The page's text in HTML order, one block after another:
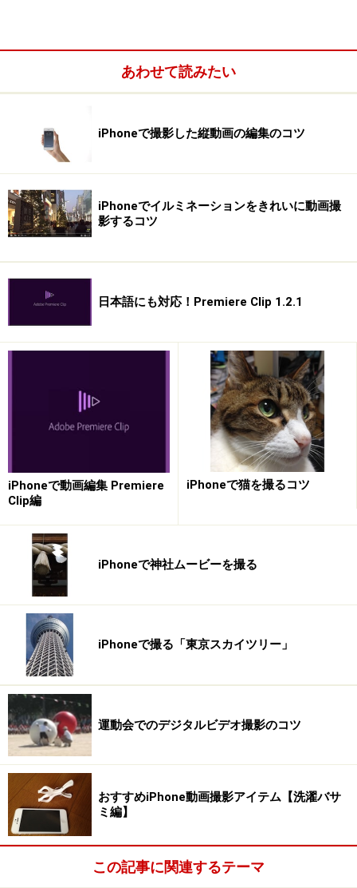
三脚に水準器が付いていると、花火が真っ直ぐ上がる映像が
ということで、とりあえず次のものを準備してくださ
◎花火撮影のためのアクセサリー
予備バッテリー
もちろん、主パッテリーの充電
予備のSDメモリーカード
※本体に十分録画時間の余裕があれば、SDメモリーは不
要です。ただ、用心のためです。
花火情報を収集する
自宅近所で花火大会があるというのであれば、情報収集
など大げさなことは必要ありませんが、たとえば、今度
○○に旅行するけど、花火大会はあるかなぁ、とか、花火
撮影にはまって日本のあちこちの花火を撮影したいとい
う場合は、花火大会の情報収集が必須です。ネットで簡
あわせて読みたい
iPhoneで撮影した縦動画の編集のコツ
iPhoneでイルミネーションをきれいに動画撮
影するコツ
日本語にも対応！Premiere Clip 1.2.1
iPhoneで動画編集 Premiere
Clip編
iPhoneで猫を撮るコツ
iPhoneで神社ムービーを撮る
iPhoneで撮る「東京スカイツリー」
運動会でのデジタルビデオ撮影のコツ
おすすめiPhone動画撮影アイテム【洗濯バサ
ミ編】
この記事に関連するテーマ